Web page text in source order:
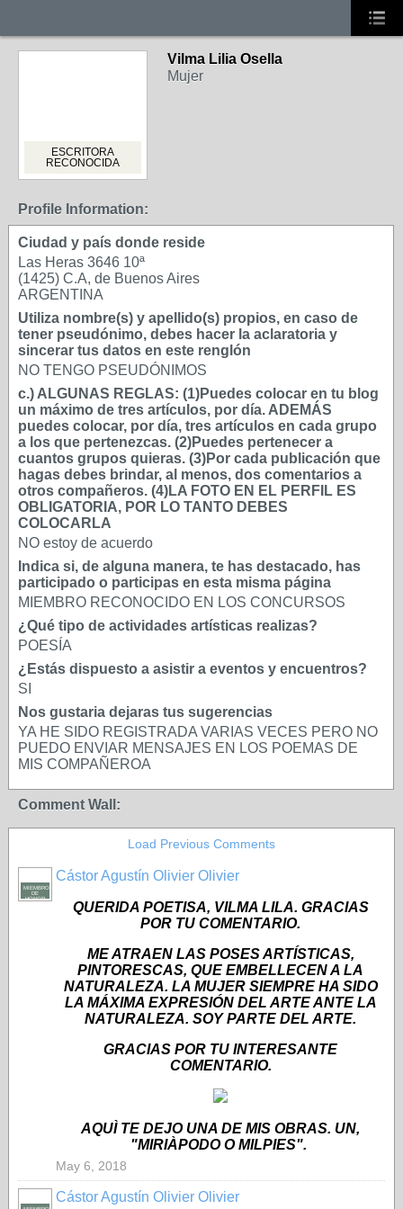
ESCRITORA
RECONOCIDA
Vilma Lilia Osella
Mujer
Profile Information:
Ciudad y país donde reside
Las Heras 3646 10ª
(1425) C.A, de Buenos Aires
ARGENTINA
Utiliza nombre(s) y apellido(s) propios, en caso de
tener pseudónimo, debes hacer la aclaratoria y
sincerar tus datos en este renglón
NO TENGO PSEUDÓNIMOS
c.) ALGUNAS REGLAS: (1)Puedes colocar en tu blog
un máximo de tres artículos, por día. ADEMÁS
puedes colocar, por día, tres artículos en cada grupo
a los que pertenezcas. (2)Puedes pertenecer a
cuantos grupos quieras. (3)Por cada publicación que
hagas debes brindar, al menos, dos comentarios a
otros compañeros. (4)LA FOTO EN EL PERFIL ES
OBLIGATORIA, POR LO TANTO DEBES
COLOCARLA
NO estoy de acuerdo
Indica si, de alguna manera, te has destacado, has
participado o participas en esta misma página
MIEMBRO RECONOCIDO EN LOS CONCURSOS
¿Qué tipo de actividades artísticas realizas?
POESÍA
¿Estás dispuesto a asistir a eventos y encuentros?
SI
Nos gustaria dejaras tus sugerencias
YA HE SIDO REGISTRADA VARIAS VECES PERO NO
PUEDO ENVIAR MENSAJES EN LOS POEMAS DE
MIS COMPAÑEROA
Comment Wall:
Load Previous Comments
MIEMBRO
DE
HONOR
Cástor Agustín Olivier Olivier
QUERIDA POETISA, VILMA LILA. GRACIAS
POR TU COMENTARIO.
ME ATRAEN LAS POSES ARTÍSTICAS,
PINTORESCAS, QUE EMBELLECEN A LA
NATURALEZA. LA MUJER SIEMPRE HA SIDO
LA MÁXIMA EXPRESIÓN DEL ARTE ANTE LA
NATURALEZA. SOY PARTE DEL ARTE.
GRACIAS POR TU INTERESANTE
COMENTARIO.
AQUÌ TE DEJO UNA DE MIS OBRAS. UN,
"MIRIÀPODO O MILPIES".
May 6, 2018
Cástor Agustín Olivier Olivier